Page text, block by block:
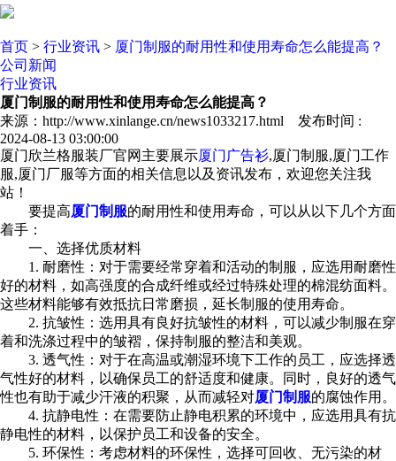
首页 > 行业资讯 > 厦门制服的耐用性和使用寿命怎么能提高？
公司新闻
行业资讯
厦门制服的耐用性和使用寿命怎么能提高？
来源：http://www.xinlange.cn/news1033217.html 发布时间 :
2024-08-13 03:00:00
厦门欣兰格服装厂官网主要展示厦门广告衫,厦门制服,厦门工作
服,厦门厂服等方面的相关信息以及资讯发布，欢迎您关注我
站！
要提高厦门制服的耐用性和使用寿命，可以从以下几个方面
着手：
一、选择优质材料
1. 耐磨性：对于需要经常穿着和活动的制服，应选用耐磨性
好的材料，如高强度的合成纤维或经过特殊处理的棉混纺面料。
这些材料能够有效抵抗日常磨损，延长制服的使用寿命。
2. 抗皱性：选用具有良好抗皱性的材料，可以减少制服在穿
着和洗涤过程中的皱褶，保持制服的整洁和美观。
3. 透气性：对于在高温或潮湿环境下工作的员工，应选择透
气性好的材料，以确保员工的舒适度和健康。同时，良好的透气
性也有助于减少汗液的积聚，从而减轻对厦门制服的腐蚀作用。
4. 抗静电性：在需要防止静电积累的环境中，应选用具有抗
静电性的材料，以保护员工和设备的安全。
5. 环保性：考虑材料的环保性，选择可回收、无污染的材